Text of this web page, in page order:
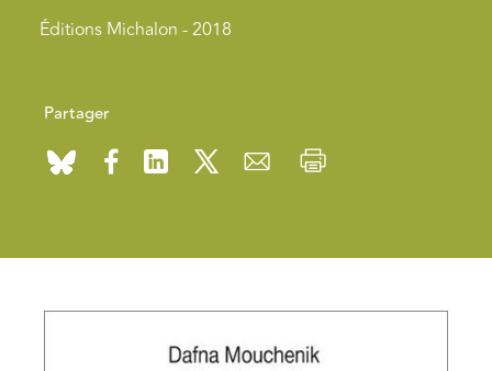
Éditions Michalon - 2018
Partager